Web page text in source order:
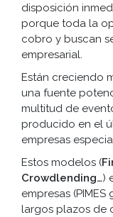
disposición
porque toda la
cobro y buscan
empresarial.
Están creciendo
una fuente
multitud de
producido en el
empresas
Estos modelos (
Crowdlending…)
empresas
largos plazos de